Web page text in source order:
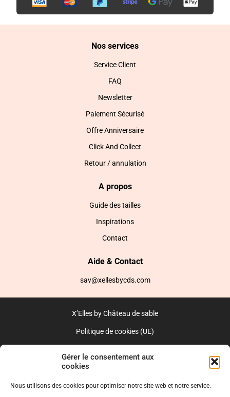
Gérer le consentement aux
cookies
Nous utilisons des cookies pour optimiser notre site web et notre service.
Nos services
Service Client
FAQ
Newsletter
Paiement Sécurisé
Offre Anniversaire
Click And Collect
Retour / annulation
A propos
Guide des tailles
Inspirations
Contact
Aide & Contact
sav@xellesbycds.com
X’Elles by Château de sable
Politique de cookies (UE)
Réalisé par l’agence web :